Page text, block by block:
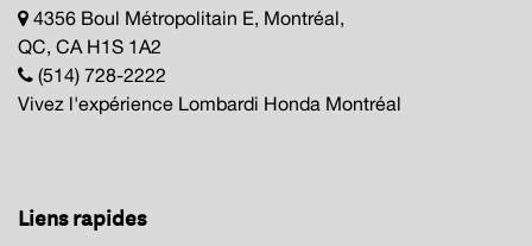
4356 Boul Métropolitain E, Montréal,
QC, CA H1S 1A2
(514) 728-2222
Vivez l'expérience Lombardi Honda Montréal
Liens rapides